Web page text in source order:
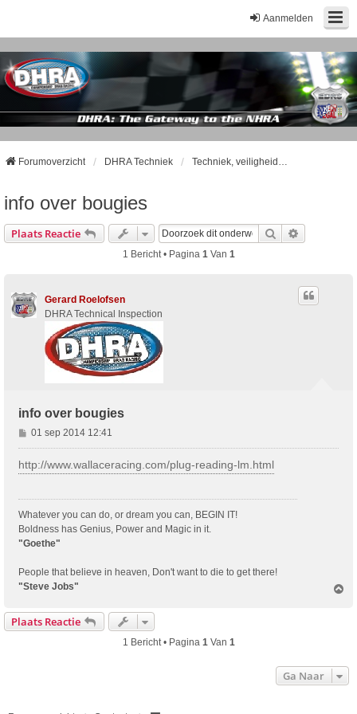
Aanmelden
Forumoverzicht DHRA Techniek Techniek, veiligheid en andere zaken
info over bougies
Plaats Reactie Zoek
1 Bericht • Pagina 1Van 1
Gerard Roelofsen
DHRA Technical Inspection
info over bougies
B
e
r
i
t
01 sep 2014 12:41
http://www.wallaceracing.com/plug-reading-lm.html
Whatever you can do, or dream you can, BEGIN IT!
Boldness has Genius, Power and Magic in it.
"Goethe"
People that believe in heaven, Don't want to die to get there!
"Steve Jobs"
Plaats Reactie
1 Bericht • Pagina 1Van 1
Ga Naar